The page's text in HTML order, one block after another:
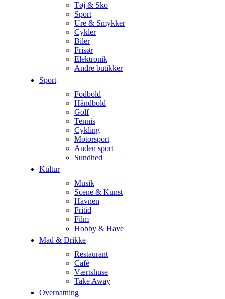
Tøj & Sko
Sport
Ure & Smykker
Cykler
Biler
Frisør
Elektronik
Andre butikker
Sport
Fodbold
Håndbold
Golf
Tennis
Cykling
Motorsport
Anden sport
Sundhed
Kultur
Musik
Scene & Kunst
Havnen
Fritid
Film
Hobby & Have
Mad & Drikke
Restaurant
Café
Værtshuse
Take Away
Overnatning